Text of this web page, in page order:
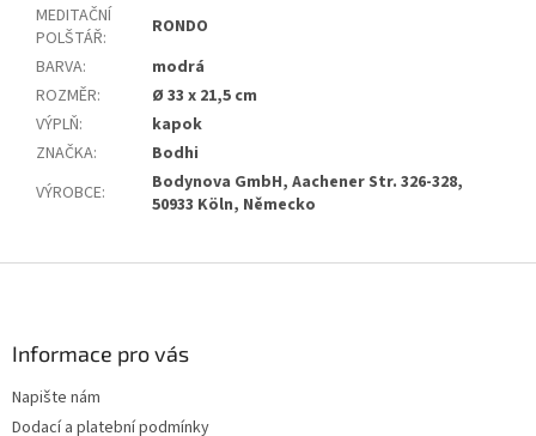
MEDITAČNÍ
POLŠTÁŘ:
RONDO
BARVA:
modrá
ROZMĚR:
Ø 33 x 21,5 cm
VÝPLŇ:
kapok
ZNAČKA:
Bodhi
VÝROBCE:
Bodynova GmbH, Aachener Str. 326-328,
50933 Köln, Německo
Informace pro vás
Napište nám
Dodací a platební podmínky